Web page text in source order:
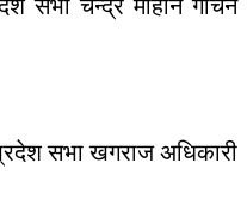
सभा चन्द्र मोहान गौचन
सभा खगराज अधिकारी